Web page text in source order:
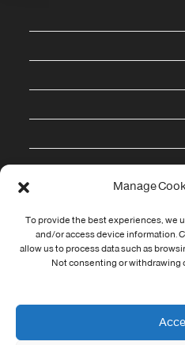
Manage
To provide the best experiences,
and/or access device
allow us to process data such as
Not consenting or
- تبسة